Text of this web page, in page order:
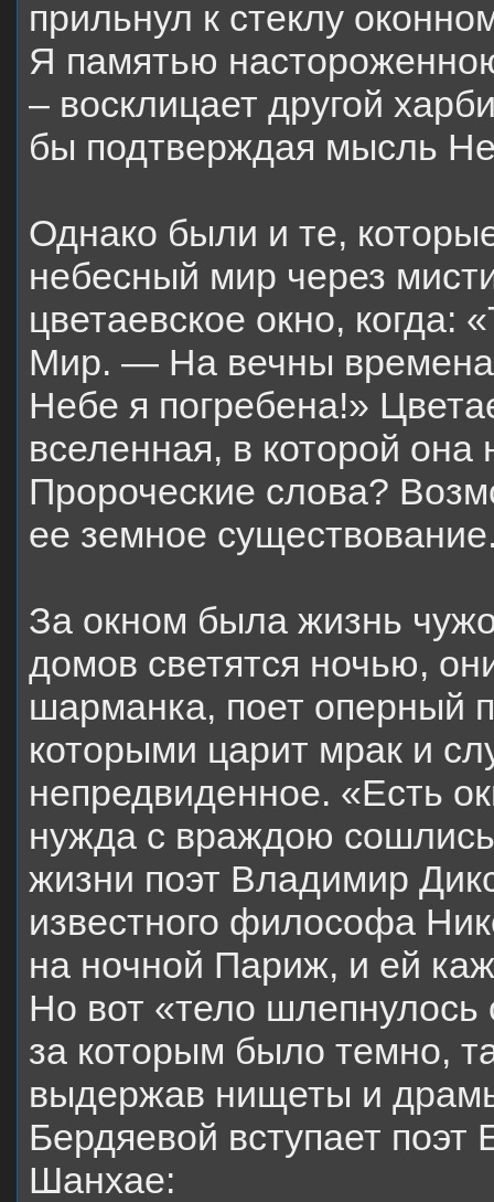
прильнул к стеклу
Я памятью
– восклицает другой
бы подтверждая мысль
Однако были и те,
небесный мир через
цветаевское окно, когда:
Мир. — На вечны
Небе я погребена!»
вселенная, в которой она
Пророческие слова?
ее земное
За окном была жизнь
домов светятся ночью,
шарманка, поет оперный
которыми царит мрак и
непредвиденное. «Есть
нужда с враждою
жизни поэт Владимир
известного философа
на ночной Париж, и ей
Но вот «тело шлепнулось
за которым было темно,
выдержав нищеты и
Бердяевой вступает
Шанхае: